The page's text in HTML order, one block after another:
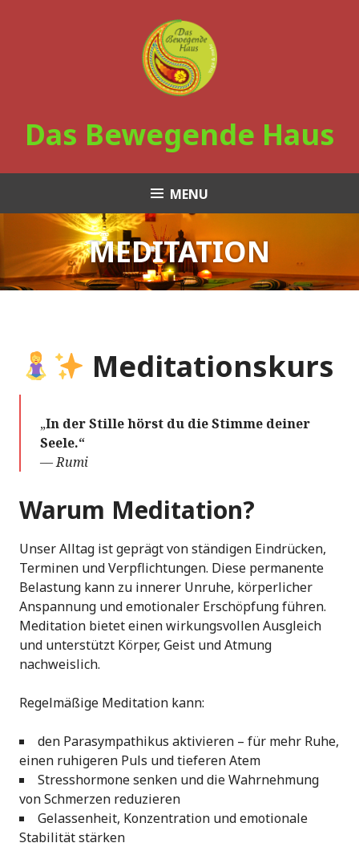
Das Bewegende Haus
MENU
MEDITATION
Meditationskurs
„In der Stille hörst du die Stimme deiner
Seele.“
–– Rumi
Warum Meditation?
Unser Alltag ist geprägt von ständigen Eindrücken,
Terminen und Verpflichtungen. Diese permanente
Belastung kann zu innerer Unruhe, körperlicher
Anspannung und emotionaler Erschöpfung führen.
Meditation bietet einen wirkungsvollen Ausgleich
und unterstützt Körper, Geist und Atmung
nachweislich.
Regelmäßige Meditation kann:
den Parasympathikus aktivieren – für mehr Ruhe,
einen ruhigeren Puls und tieferen Atem
Stresshormone senken und die Wahrnehmung
von Schmerzen reduzieren
Gelassenheit, Konzentration und emotionale
Stabilität stärken